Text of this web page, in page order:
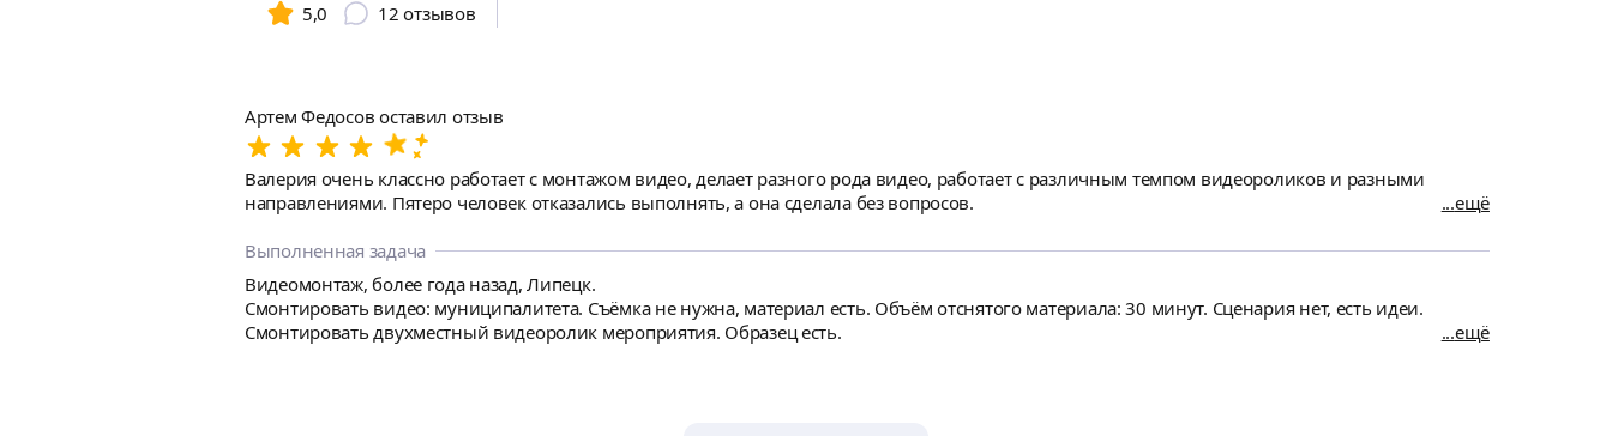
5,0
12 отзывов
Артем Федосов оставил отзыв
Валерия очень классно работает с монтажом видео, делает разного рода видео, работает с различным темпом видеороликов и разными
направлениями. Пятеро человек отказались выполнять, а она сделала без вопросов.
ещё
Выполненная задача
Видеомонтаж, более года назад, Липецк.
Смонтировать видео: муниципалитета. Съёмка не нужна, материал есть. Объём отснятого материала: 30 минут. Сценария нет, есть идеи.
Смонтировать двухместный видеоролик мероприятия. Образец есть.
ещё